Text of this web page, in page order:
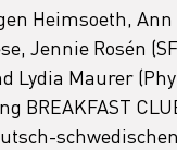
Heimsoeth,
Jennie Rosén
Lydia Maurer
BREAKFAST